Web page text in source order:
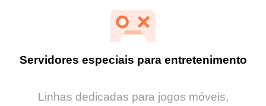
Servidores especiais para entretenimento
Linhas dedicadas para jogos móveis,